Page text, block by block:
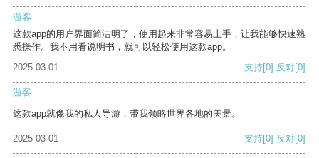
游客
这款app的用户界面简洁明了，使用起来非常容易上手，让我能够快速熟
悉操作。我不用看说明书，就可以轻松使用这款app。
2025-03-01
支持[0] 反对[0]
游客
这款app就像我的私人导游，带我领略世界各地的美景。
2025-03-01 支持[0] 反对[0]